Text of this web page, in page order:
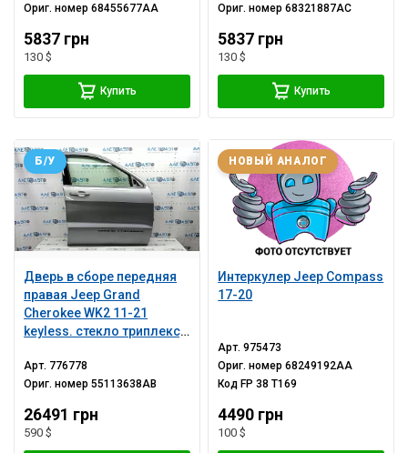
Ориг. номер68455677AA
5837 грн
130 $
Купить
Ориг. номер68321887AC
5837 грн
130 $
Купить
Дверь в сборе передняя
правая Jeep Grand
Cherokee WK2 11-21
keyless. стекло триплекс,
царапины на молдинге
Б/У
Арт. 776778
Ориг. номер55113638AB
26491 грн
590 $
Интеркулер Jeep Compass
17-20
НОВЫЙ АНАЛОГ
Арт.975473
Ориг. номер68249192AA
КодFP 38 T169
4490 грн
100 $